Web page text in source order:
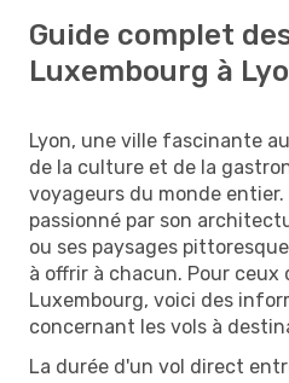
Guide complet
Luxembourg à
Lyon, une ville fascinante
de la culture et de la
voyageurs du monde entier.
passionné par son
ou ses paysages
à offrir à chacun. Pour
Luxembourg, voici des
concernant les vols à
La durée d'un vol direct